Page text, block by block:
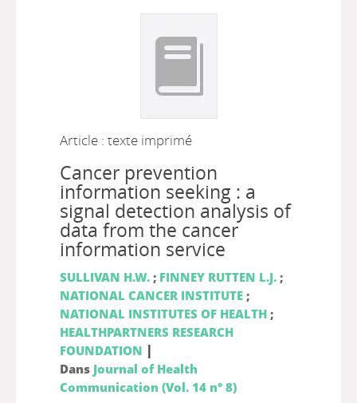
Article : texte imprimé
Cancer prevention
information seeking : a
signal detection analysis of
data from the cancer
information service
SULLIVAN H.W.; FINNEY RUTTEN L.J.;
NATIONAL CANCER INSTITUTE;
NATIONAL INSTITUTES OF HEALTH;
HEALTHPARTNERS RESEARCH
FOUNDATION |
Dans Journal of Health
Communication (Vol. 14 n° 8)